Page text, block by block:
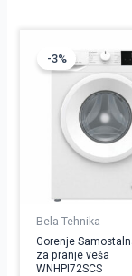
-3%
Bela Tehnika
Gorenje
za pranje veša
WNHPI72SCS